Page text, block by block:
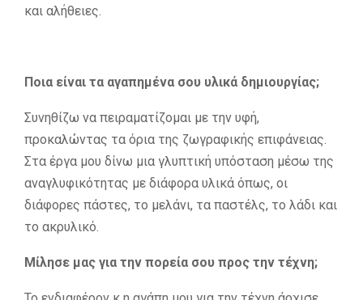
και αλήθειες.
Ποια είναι τα αγαπημένα σου υλικά δημιουργίας;
Συνηθίζω να πειραματίζομαι με την υφή,
προκαλώντας τα όρια της ζωγραφικής επιφάνειας.
Στα έργα μου δίνω μια γλυπτική υπόσταση μέσω της
αναγλυφικότητας με διάφορα υλικά όπως, οι
διάφορες πάστες, το μελάνι, τα παστέλς, το λάδι και
το ακρυλικό.
Μίλησε μας για την πορεία σου προς την τέχνη;